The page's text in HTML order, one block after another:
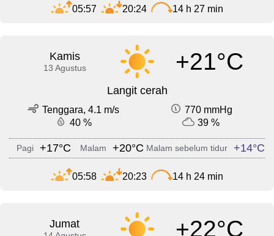
05:57 20:24 14 h 27 min
Kamis
13 Agustus +21°C
Langit cerah
Tenggara, 4.1 m/s
770 mmHg
40 %
39 %
Pagi +17°C Malam +20°C Malam sebelum tidur +14°C
05:58 20:23 14 h 24 min
Jumat +22°C